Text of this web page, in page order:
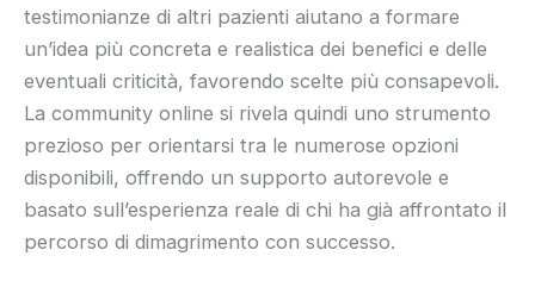
testimonianze di altri pazienti aiutano a formare
un’idea più concreta e realistica dei benefici e delle
eventuali criticità, favorendo scelte più consapevoli.
La community online si rivela quindi uno strumento
prezioso per orientarsi tra le numerose opzioni
disponibili, offrendo un supporto autorevole e
basato sull’esperienza reale di chi ha già affrontato il
percorso di dimagrimento con successo.